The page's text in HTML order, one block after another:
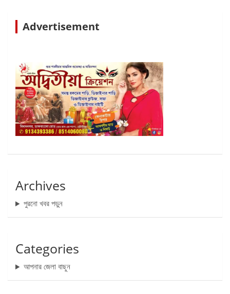
Advertisement
Archives
পুরনো খবর পড়ুন
Categories
আপনার জেলা বাছুন